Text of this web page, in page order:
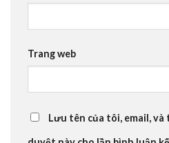
Trang web
Lưu tên của tôi, email,